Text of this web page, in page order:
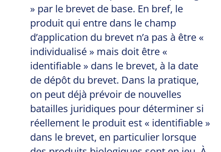
» par le brevet de base. En bref, le
produit qui entre dans le champ
d’application du brevet n’a pas à être «
individualisé » mais doit être «
identifiable » dans le brevet, à la date
de dépôt du brevet. Dans la pratique,
on peut déjà prévoir de nouvelles
batailles juridiques pour déterminer si
réellement le produit est « identifiable »
dans le brevet, en particulier lorsque